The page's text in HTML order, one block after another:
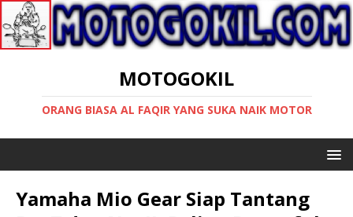
MOTOGOKIL
ORANG BIASA AL FAQIR YANG SUKA NAIK MOTOR
Yamaha Mio Gear Siap Tantang